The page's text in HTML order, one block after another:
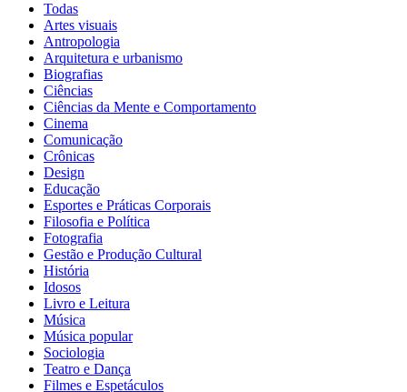
Todas
Artes visuais
Antropologia
Arquitetura e urbanismo
Biografias
Ciências
Ciências da Mente e Comportamento
Cinema
Comunicação
Crônicas
Design
Educação
Esportes e Práticas Corporais
Filosofia e Política
Fotografia
Gestão e Produção Cultural
História
Idosos
Livro e Leitura
Música
Música popular
Sociologia
Teatro e Dança
Filmes e Espetáculos